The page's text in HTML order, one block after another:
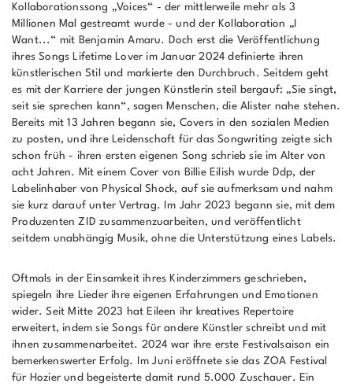
Kollaborationssong „Voices“ - der mittlerweile mehr als 3
Millionen Mal gestreamt wurde - und der Kollaboration „I
Want...“ mit Benjamin Amaru. Doch erst die Veröffentlichung
ihres Songs Lifetime Lover im Januar 2024 definierte ihren
künstlerischen Stil und markierte den Durchbruch. Seitdem geht
es mit der Karriere der jungen Künstlerin steil bergauf: „Sie singt,
seit sie sprechen kann“, sagen Menschen, die Alister nahe stehen.
Bereits mit 13 Jahren begann sie, Covers in den sozialen Medien
zu posten, und ihre Leidenschaft für das Songwriting zeigte sich
schon früh - ihren ersten eigenen Song schrieb sie im Alter von
acht Jahren. Mit einem Cover von Billie Eilish wurde Ddp, der
Labelinhaber von Physical Shock, auf sie aufmerksam und nahm
sie kurz darauf unter Vertrag. Im Jahr 2023 begann sie, mit dem
Produzenten ZID zusammenzuarbeiten, und veröffentlicht
seitdem unabhängig Musik, ohne die Unterstützung eines Labels.
Oftmals in der Einsamkeit ihres Kinderzimmers geschrieben,
spiegeln ihre Lieder ihre eigenen Erfahrungen und Emotionen
wider. Seit Mitte 2023 hat Eileen ihr kreatives Repertoire
erweitert, indem sie Songs für andere Künstler schreibt und mit
ihnen zusammenarbeitet. 2024 war ihre erste Festivalsaison ein
bemerkenswerter Erfolg. Im Juni eröffnete sie das ZOA Festival
für Hozier und begeisterte damit rund 5.000 Zuschauer. Ein